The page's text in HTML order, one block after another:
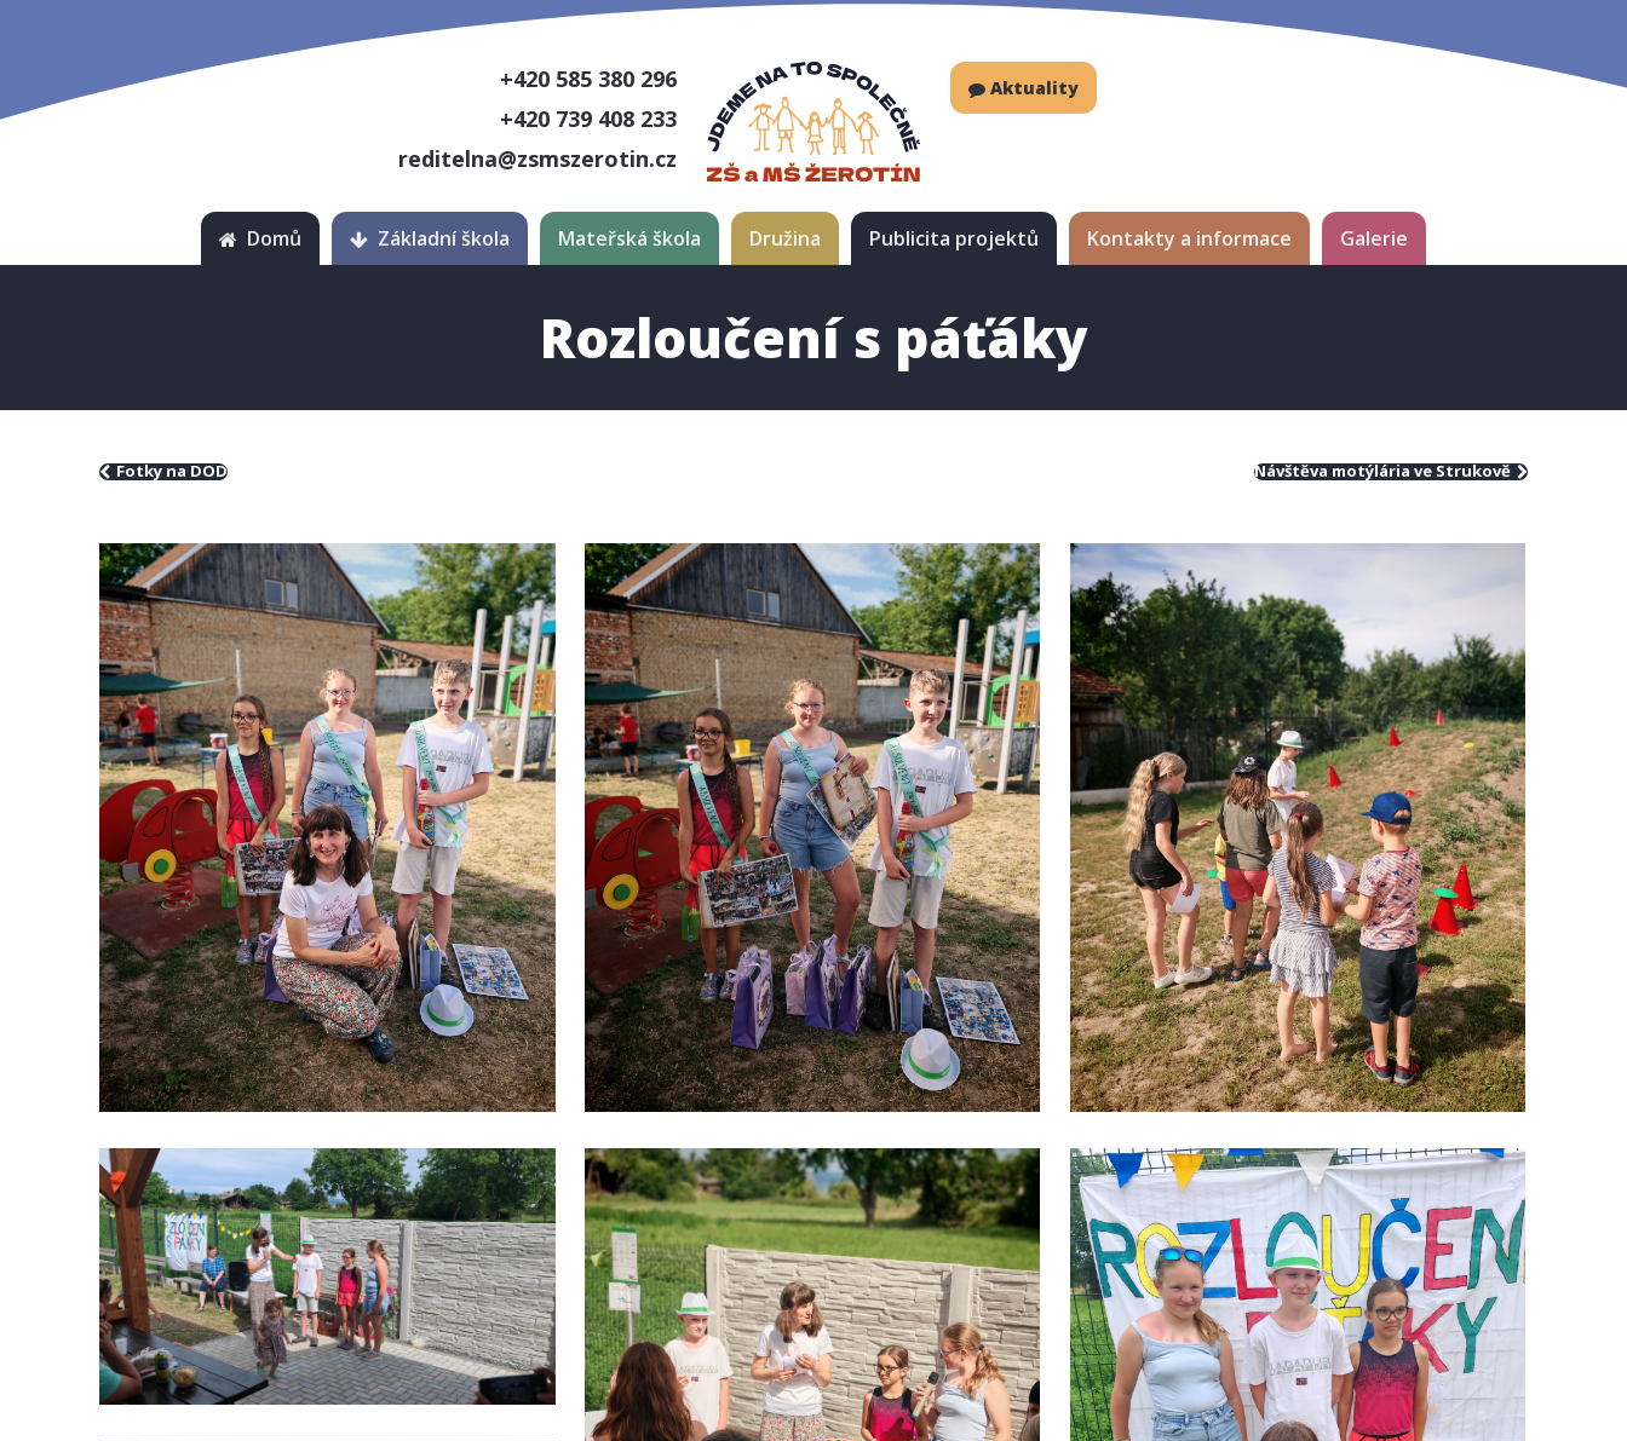
+420 585 380 296
+420 739 408 233
reditelna@zsmszerotin.cz
Aktuality
Domů Základní škola Mateřská škola Družina Publicita projektů Kontakty a informace Galerie
Rozloučení s páťáky
Fotky na DOD Návštěva motýlária ve Strukově